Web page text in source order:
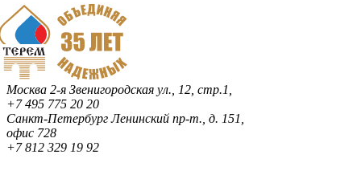
Москва 2-я Звенигородская ул., 12, стр.1,
+7 495 775 20 20
Санкт-ПетербургЛенинский пр-т., д. 151,
офис 728
+7 812 329 19 92